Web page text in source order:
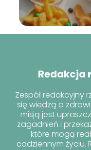
Redakcja
Zespół redakcyjny
się wiedzą o
misją jest
zagadnień i
które mogą
codziennym życiu.